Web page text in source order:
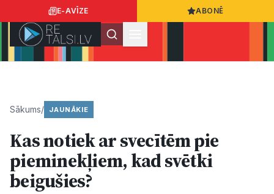
E-AVĪZE ABONĒ
Ziņas
Sabiedrība
Sākums/ JAUNĀKIE
Kas notiek ar svecītēm pie
pieminekļiem, kad svētki
beigušies?